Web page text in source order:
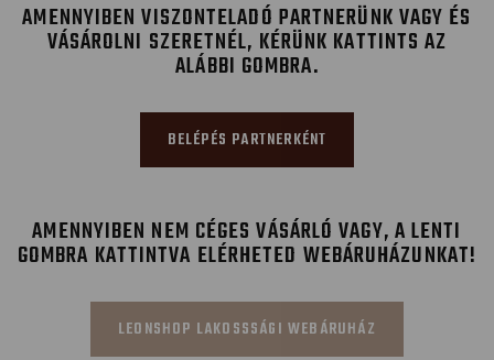
AMENNYIBEN VISZONTELADÓ PARTNERÜNK VAGY ÉS
VÁSÁROLNI SZERETNÉL, KÉRÜNK KATTINTS AZ
ALÁBBI GOMBRA.
BELÉPÉS PARTNERKÉNT
AMENNYIBEN NEM CÉGES VÁSÁRLÓ VAGY, A LENTI
GOMBRA KATTINTVA ELÉRHETED WEBÁRUHÁZUNKAT!
LEONSHOP LAKOSSSÁGI WEBÁRUHÁZ